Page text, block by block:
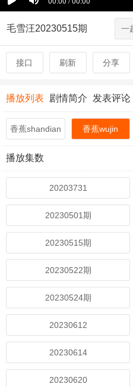
毛雪汪20230515期
接口 刷新 分享
播放列表 剧情简介 发表评论
香蕉shandian 香蕉wujin
播放集数
20203731
20230501期
20230515期
20230522期
20230524期
20230612
20230614
20230620